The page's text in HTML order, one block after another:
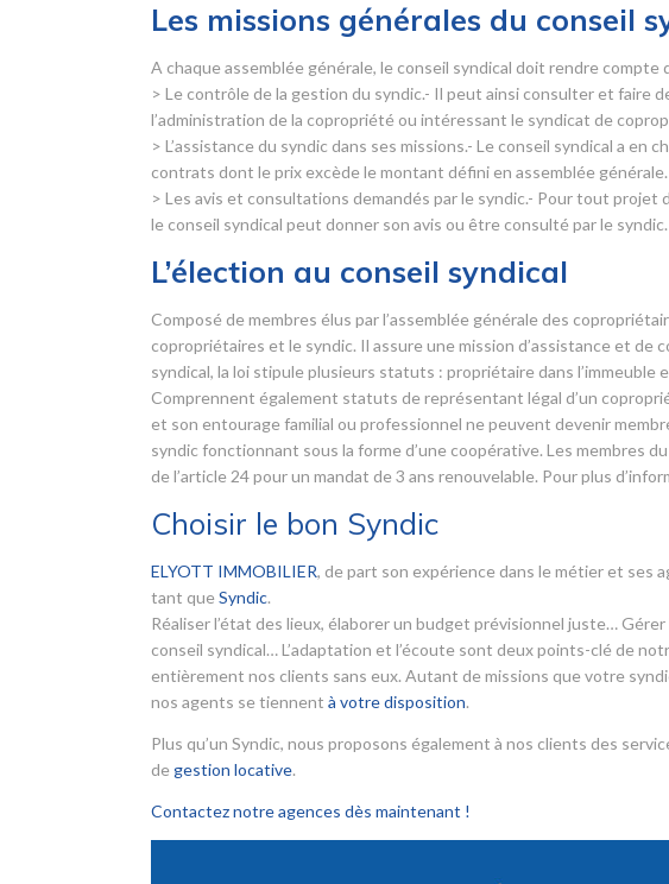
Les missions générales du conseil
A chaque assemblée générale, le conseil syndical doit rendre compte
> Le contrôle de la gestion du syndic.- Il peut ainsi consulter et faire
l’administration de la copropriété ou intéressant le syndicat de
> L’assistance du syndic dans ses missions.- Le conseil syndical a
contrats dont le prix excède le montant défini en assemblée générale.
> Les avis et consultations demandés par le syndic.- Pour tout
le conseil syndical peut donner son avis ou être consulté par le syndic.
L’élection au conseil syndical
Composé de membres élus par l’assemblée générale des
copropriétaires et le syndic. Il assure une mission d’assistance et de
syndical, la loi stipule plusieurs statuts : propriétaire dans l’immeuble
Comprennent également statuts de représentant légal d’un
et son entourage familial ou professionnel ne peuvent devenir
syndic fonctionnant sous la forme d’une coopérative. Les membres
de l’article 24 pour un mandat de 3 ans renouvelable. Pour plus
Choisir le bon Syndic
ELYOTT IMMOBILIER, de part son expérience dans le métier et ses
tant que Syndic.
Réaliser l’état des lieux, élaborer un budget prévisionnel juste…
conseil syndical… L’adaptation et l’écoute sont deux points-clé de
entièrement nos clients sans eux. Autant de missions que votre
nos agents se tiennent à votre disposition.
Plus qu’un Syndic, nous proposons également à nos clients des
de gestion locative.
Contactez notre agences dès maintenant !